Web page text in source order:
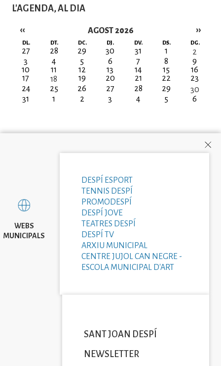
L'AGENDA, AL DIA
AGOST 2026
Paginació
‹‹ ››
DL. DT. DC. DJ. DV. DS. DG.
27 28 29 30 31 1
2
3
4 5 6 7 8
9
10
11 12 13 14 15
16
17
18 19 20 21 22
23
24
25 26 27 28 29
30
31
1 2 3 4 5 6
WEBS
MUNICIPALS
DESPÍ ESPORT
TENNIS DESPÍ
PROMODESPÍ
DESPÍ JOVE
TEATRES DESPÍ
DESPÍ TV
ARXIU MUNICIPAL
CENTRE JUJOL CAN NEGRE -
ESCOLA MUNICIPAL D'ART
SANT JOAN DESPÍ
NEWSLETTER